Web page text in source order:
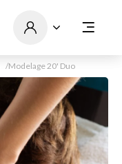
Modelage 20' Duo